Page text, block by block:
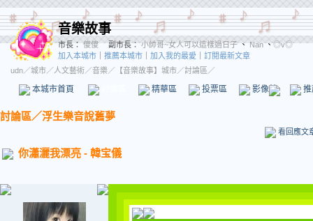
音樂故事
市長： 傻傻 副市長： 小帥哥~女人可以這樣過日子、 Nan、◎v◎
加入本城市
推薦本城市 加入我的最愛
訂閱最新文章
udn／城市／人文藝術／音樂／ 【音樂故事】城市／討論區／
本城市首頁 精華區 投票區 影像館
討論區／浮生樂音說舊夢
看回應文
你瀟灑我漂亮 - 韓宝儀